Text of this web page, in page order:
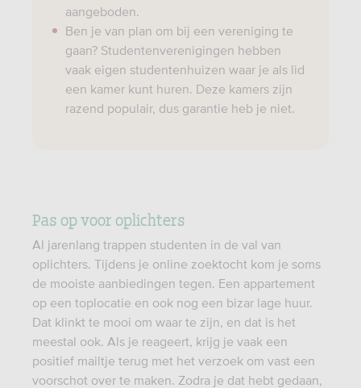
aangeboden.
Ben je van plan om bij een vereniging te
gaan? Studentenverenigingen hebben
vaak eigen studentenhuizen waar je als lid
een kamer kunt huren. Deze kamers zijn
razend populair, dus garantie heb je niet.
Pas op voor oplichters
Al jarenlang trappen studenten in de val van
oplichters. Tijdens je online zoektocht kom je soms
de mooiste aanbiedingen tegen. Een appartement
op een toplocatie en ook nog een bizar lage huur.
Dat klinkt te mooi om waar te zijn, en dat is het
meestal ook. Als je reageert, krijg je vaak een
positief mailtje terug met het verzoek om vast een
voorschot over te maken. Zodra je dat hebt gedaan,